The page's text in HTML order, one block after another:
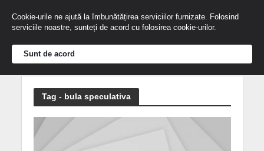
Tag - bula speculativa
Cookie-urile ne ajută la îmbunătățirea serviciilor furnizate. Folosind
serviciile noastre, sunteți de acord cu folosirea cookie-urilor.
Sunt de acord